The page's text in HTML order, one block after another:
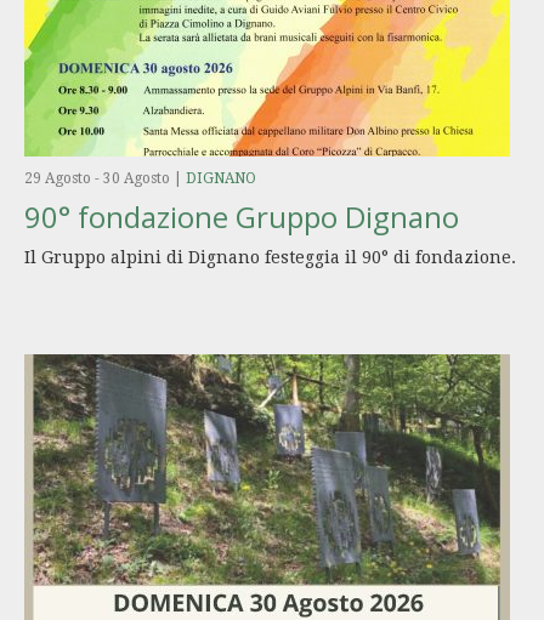
29 Agosto - 30 Agosto DIGNANO
90° fondazione Gruppo Dignano
Il Gruppo alpini di Dignano festeggia il 90° di fondazione.